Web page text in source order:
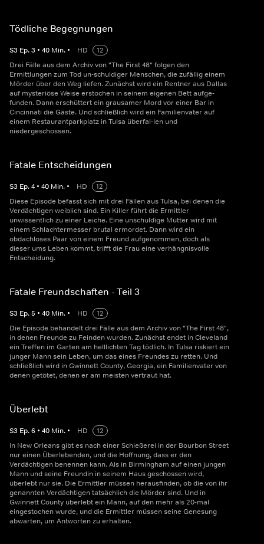
Tödliche Begegnungen
S3 Ep.3 • 40 Min. • HD
12
Drei Fälle aus dem Archiv von "The First 48" folgen den
Ermittlungen zum Tod un-schuldiger Menschen, die zufällig einem
Mörder über den Weg liefen. Zunächst wird ein Rentner aus Dallas
auf mysteriöse Weise erstochen in seinem eigenen Bett aufge-
funden. Dann erschüttert ein grausamer Mord vor einer Bar in
Cincinnati die Gäste. Und schließlich wird ein Familienvater auf
einem Restaurantparkplatz in Tulsa überfal-len und
niedergeschossen.
Fatale Entscheidungen
S3 Ep.4 • 40 Min. • HD
12
Diese Episode befasst sich mit drei Fällen aus Tulsa, bei denen die
Verdächtigen weiblich sind. Ein Killer führt die Ermittler
unwissentlich zu einer Leiche. Eine unschuldige Mutter wird mit
einem Schlachtermesser brutal ermordet. Dann wird ein
obdachloses Paar von einem Freund aufgenommen, doch als
dieser ums Leben kommt, trifft die Frau eine verhängnisvolle
Entscheidung.
Fatale Freundschaften - Teil 3
S3 Ep.5 • 40 Min. • HD
12
Die Episode behandelt drei Fälle aus dem Archiv von "The First 48",
in denen Freunde zu Feinden wurden. Zunächst endet in Cleveland
ein Treffen im Garten am helllichten Tag tödlich. In Tulsa riskiert ein
junger Mann sein Leben, um das eines Freundes zu retten. Und
schließlich wird in Gwinnett County, Georgia, ein Familienvater von
denen getötet, denen er am meisten vertraut hat.
Überlebt
S3 Ep.6 • 40 Min. • HD
12
In New Orleans gibt es nach einer Schießerei in der Bourbon Street
nur einen Überlebenden, und die Hoffnung, dass er den
Verdächtigen benennen kann. Als in Birmingham auf einen jungen
Mann und seine Freundin in seinem Haus geschossen wird,
überlebt nur sie. Die Ermittler müssen herausfinden, ob die von ihr
genannten Verdächtigen tatsächlich die Mörder sind. Und in
Gwinnett County überlebt ein Mann, auf den mehr als 20-mal
eingestochen wurde, und die Ermittler müssen seine Genesung
abwarten, um Antworten zu erhalten.